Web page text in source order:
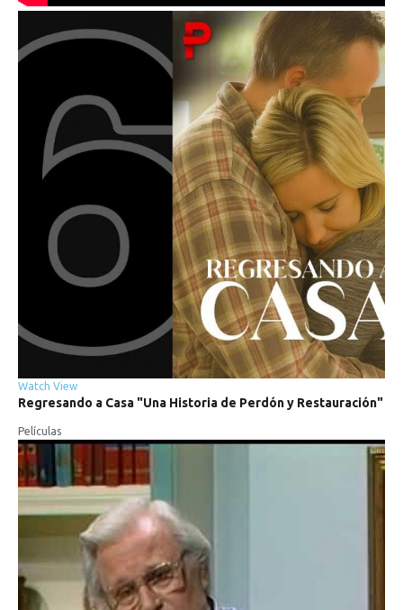
Watch View
Regresando a Casa "Una Historia de Perdóny Restauración"
Películas